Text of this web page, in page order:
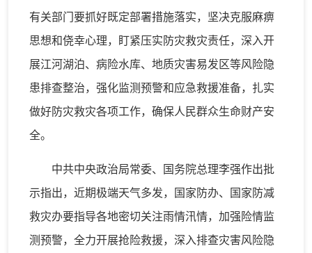
有关部门要抓好既定部署措施落实，坚决克服麻痹
思想和侥幸心理，盯紧压实防灾救灾责任，深入开
展江河湖泊、病险水库、地质灾害易发区等风险隐
患排查整治，强化监测预警和应急救援准备，扎实
做好防灾救灾各项工作，确保人民群众生命财产安
全。
中共中央政治局常委、国务院总理李强作出批
示指出，近期极端天气多发，国家防办、国家防减
救灾办要指导各地密切关注雨情汛情，加强险情监
测预警，全力开展抢险救援，深入排查灾害风险隐